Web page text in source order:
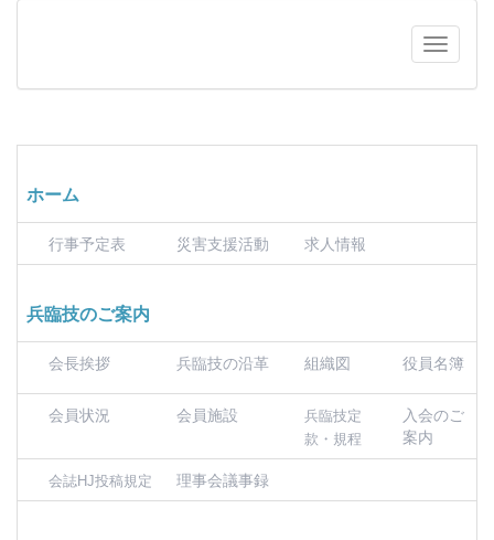
ホーム
行事予定表 災害支援活動 求人情報
兵臨技のご案内
会長挨拶 兵臨技の沿革 組織図 役員名簿
会員状況 会員施設
兵臨技定
款・規程
入会のご
案内
会誌HJ投稿規定 理事会議事録